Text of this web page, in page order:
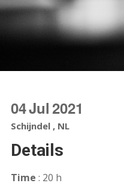
04Jul2021
Schijndel , NL
Details
Time : 20 h